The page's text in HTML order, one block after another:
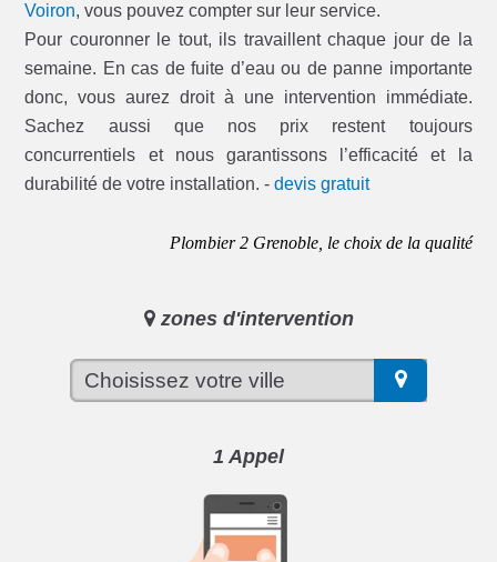
Voiron, vous pouvez compter sur leur service.
Pour couronner le tout, ils travaillent chaque jour de la
semaine. En cas de fuite d’eau ou de panne importante
donc, vous aurez droit à une intervention immédiate.
Sachez aussi que nos prix restent toujours
concurrentiels et nous garantissons l’efficacité et la
durabilité de votre installation. -devis gratuit
Plombier 2 Grenoble, le choix de la qualité
zones d'intervention
1 Appel